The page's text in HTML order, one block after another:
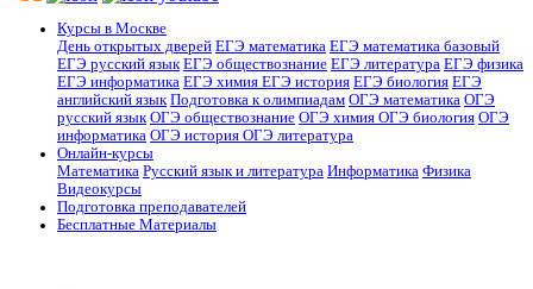
Курсы в Москве
День открытых дверей ЕГЭ математика ЕГЭ математика базовый
ЕГЭ русский язык ЕГЭ обществознание ЕГЭ литература ЕГЭ физика
ЕГЭ информатика ЕГЭ химия ЕГЭ история ЕГЭ биология ЕГЭ
английский язык Подготовка к олимпиадам ОГЭ математика ОГЭ
русский язык ОГЭ обществознание ОГЭ химия ОГЭ биология ОГЭ
информатика ОГЭ история ОГЭ литература
Онлайн-курсы
Математика Русский язык и литература Информатика Физика
Видеокурсы
Подготовка преподавателей
Бесплатные Материалы